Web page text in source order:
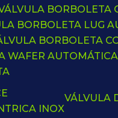
VÁLVULA BORBOLETA
BORBOLETA LUG
BORBOLETA
WAFER AUTOMÁTICA
INOX
VÁLVULA